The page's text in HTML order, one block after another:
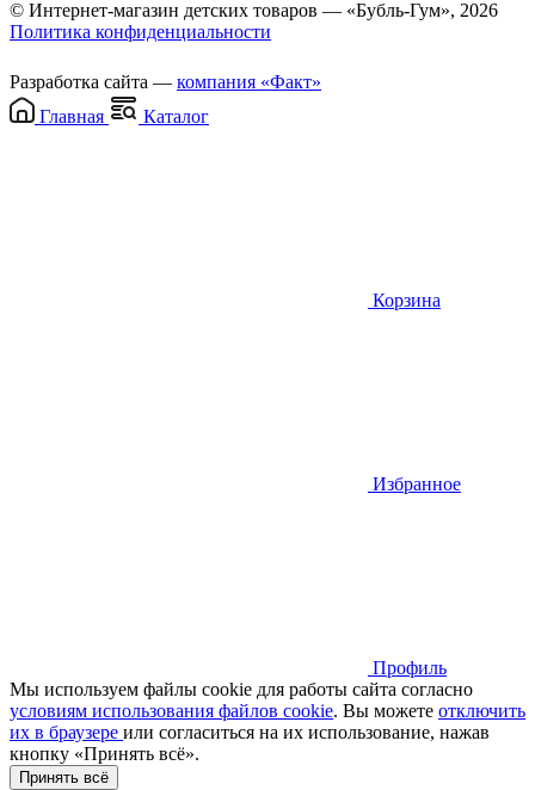
© Интернет-магазин детских товаров — «Бубль-Гум», 2026
Политика конфиденциальности
Разработка сайта — компания «Факт»
Главная
Каталог
Корзина
Избранное
Профиль
Мы используем файлы cookie для работы сайта согласно
условиям использования файлов cookie. Вы можете отключить
их в браузере или cогласиться на их использование, нажав
кнопку «Принять всё».
Принять всё